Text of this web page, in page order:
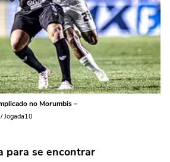
no Morumbis –
Jogada10
para se encontrar